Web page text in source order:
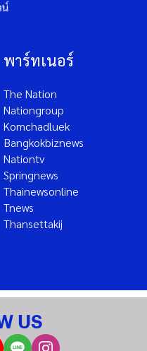
พาร์ทเนอร์
The Nation
Nationgroup
Komchadluek
Bangkokbiznews
Nationtv
Springnews
Thainewsonline
Tnews
Thansettakij
US